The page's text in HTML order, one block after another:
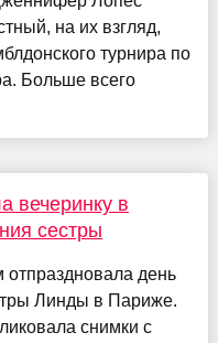
на их взгляд,
турнира по
Больше всего
вечеринку в
сестры
день
Линды в Париже.
снимки с